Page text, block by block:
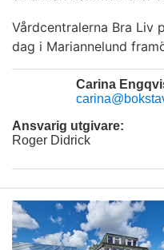
Vårdcentralerna Bra Liv
dag i Mariannelund
Carina
Ansvarig utgivare:
Roger Didrick